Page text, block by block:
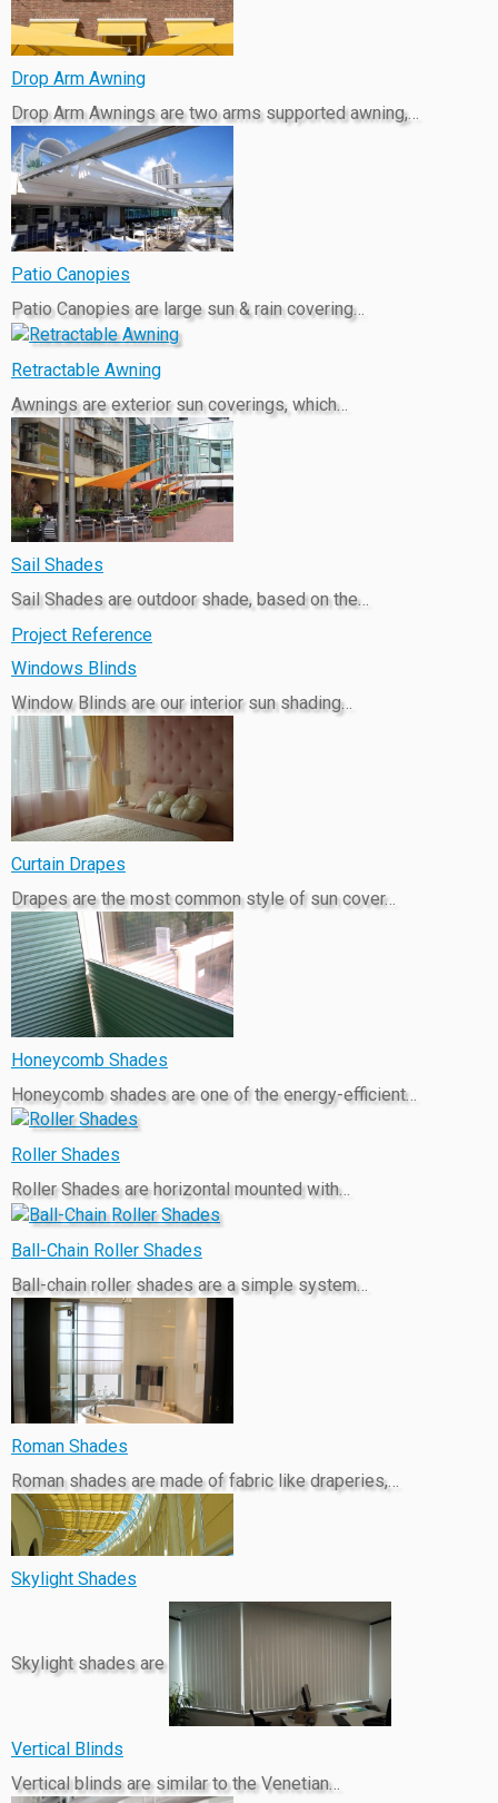
Drop Arm Awning
Drop Arm Awnings are two arms supported awning,…
Patio Canopies
Patio Canopies are large sun & rain covering…
Retractable Awning
Awnings are exterior sun coverings, which…
Sail Shades
Sail Shades are outdoor shade, based on the…
Project Reference
Windows Blinds
Window Blinds are our interior sun shading…
Curtain Drapes
Drapes are the most common style of sun cover…
Honeycomb Shades
Honeycomb shades are one of the energy-efficient…
Roller Shades
Roller Shades are horizontal mounted with…
Ball-Chain Roller Shades
Ball-chain roller shades are a simple system…
Roman Shades
Roman shades are made of fabric like draperies,…
Skylight Shades
Skylight shades are
Vertical Blinds
Vertical blinds are similar to the Venetian…